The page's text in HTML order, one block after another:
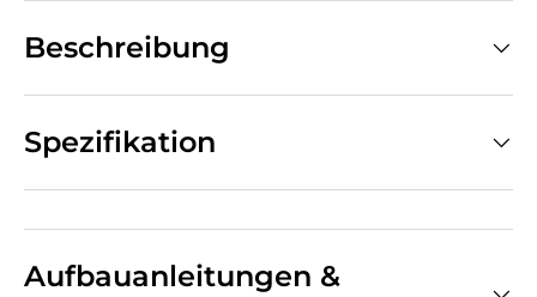
Beschreibung
Spezifikation
Aufbauanleitungen &